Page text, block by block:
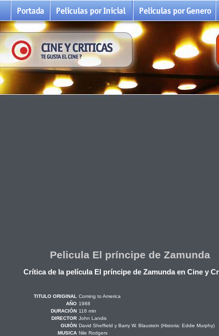
Pelicula El príncipe de Zamunda
Crítica de la película El príncipe de Zamunda en Cine y
TITULO ORIGINAL
Coming to America
AÑO 1988
DURACIÓN 116 min
DIRECTOR John Landis
GUIÓN David Sheffield y Barry W. Blaustein (Historia: Eddie Murphy)
MUSICA Nile Rodgers